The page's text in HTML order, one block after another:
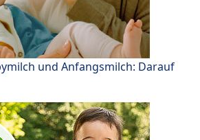
und Anfangsmilch: Darauf